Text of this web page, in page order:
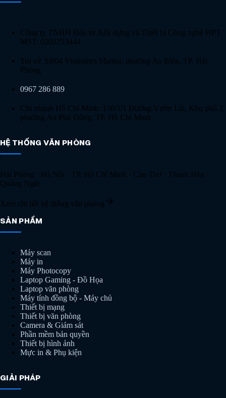
Công ty TNHH Đầu tư Xây dựng và Thiết bị Công nghệ HPT
MST: 0202253444
Trụ sở: SB04 Vinhomes Marina, phường An Biên, TP. Hải
Phòng
0967 286 889
Chi nhánh Hồ Chí Minh: 156/3/1 Đường Vườn Lài, Khu phố 2,
phường An Phú Đông, TP. Hồ Chí Minh
HỆ THỐNG VĂN PHÒNG
Hải Phòng · Hà Nội · TP. Hồ Chí Minh · Cần Thơ · Thanh Hóa ·
Quảng Ngãi
Xem chi tiết hệ thống văn phòng
SẢN PHẨM
Máy scan
Máy in
Máy Photocopy
Laptop Gaming - Đồ Họa
Laptop văn phòng
Máy tính đồng bộ - Máy chủ
Thiết bị mạng
Thiết bị văn phòng
Camera & Giám sát
Phần mềm bản quyền
Thiết bị hình ảnh
Mực in & Phụ kiện
GIẢI PHÁP